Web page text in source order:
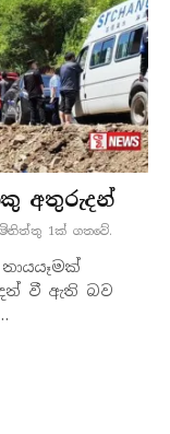
අතුරුදන්
1ක් ගතවේ.
වී ඇති බව